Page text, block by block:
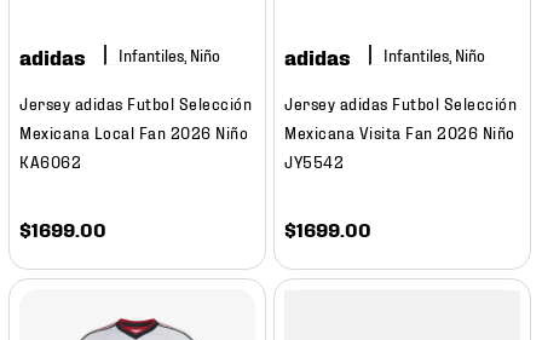
adidas Infantiles, Niño
Jersey adidas Futbol Selección
Mexicana Local Fan 2026 Niño
KA6062
$1699.00
adidas Infantiles, Niño
Jersey adidas Futbol Selección
Mexicana Visita Fan 2026 Niño
JY5542
$1699.00